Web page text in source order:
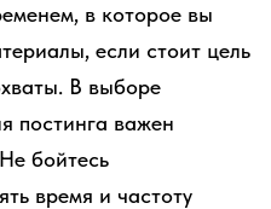
в которое вы
если стоит цель
В выборе
постинга важен
бойтесь
время и частоту